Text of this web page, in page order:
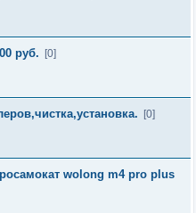
руб.
[0]
[0]
wolong m4 pro plus